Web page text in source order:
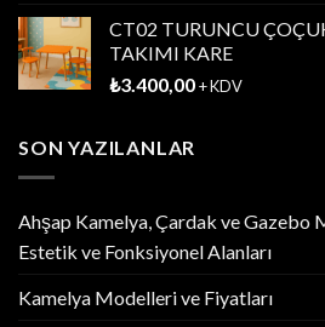
CT02 TURUNCU
TAKIMI KARE
₺3.400,00+ KDV
SON YAZILANLAR
Ahşap Kamelya, Çardak ve Gazebo
Estetik ve Fonksiyonel Alanları
Kamelya Modelleri ve Fiyatları